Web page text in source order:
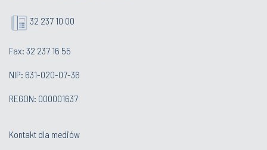
32 237 10 00
Fax: 32 237 16 55
NIP: 631-020-07-36
REGON: 000001637
Kontakt dla mediów